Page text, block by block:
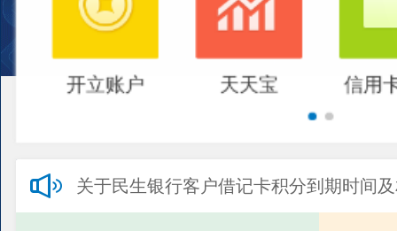
开立账户 天天宝 信用
关于民生银行客户借记卡积分到期时间